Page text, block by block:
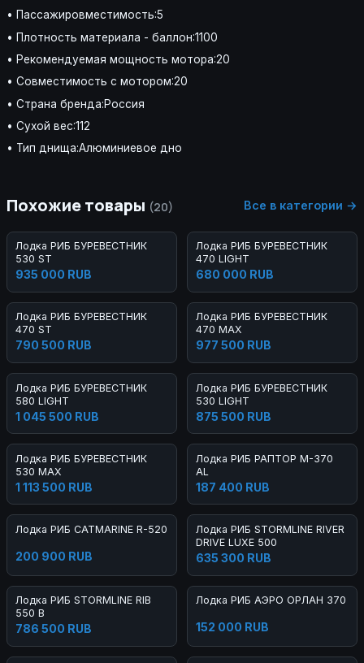
• Пассажировместимость:5
• Плотность материала - баллон:1100
• Рекомендуемая мощность мотора:20
• Совместимость с мотором:20
• Страна бренда:Россия
• Сухой вес:112
• Тип днища:Алюминиевое дно
Похожие товары (20) Все в категории →
Лодка РИБ БУРЕВЕСТНИК
530 ST
935 000 RUB
Лодка РИБ БУРЕВЕСТНИК
470 LIGHT
680 000 RUB
Лодка РИБ БУРЕВЕСТНИК
470 ST
790 500 RUB
Лодка РИБ БУРЕВЕСТНИК
470 MAX
977 500 RUB
Лодка РИБ БУРЕВЕСТНИК
580 LIGHT
1 045 500 RUB
Лодка РИБ БУРЕВЕСТНИК
530 LIGHT
875 500 RUB
Лодка РИБ БУРЕВЕСТНИК
530 MAX
1 113 500 RUB
Лодка РИБ РАПТОР М-370
AL
187 400 RUB
Лодка РИБ CATMARINE R-520
200 900 RUB
Лодка РИБ STORMLINE RIVER
DRIVE LUXE 500
635 300 RUB
Лодка РИБ STORMLINE RIB
550 B
786 500 RUB
Лодка РИБ АЭРО ОРЛАН 370
152 000 RUB